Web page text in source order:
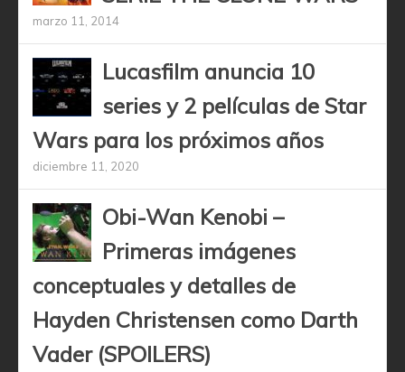
marzo 11, 2014
Lucasfilm anuncia 10
series y 2 películas de Star
Wars para los próximos años
diciembre 11, 2020
Obi-Wan Kenobi –
Primeras imágenes
conceptuales y detalles de
Hayden Christensen como Darth
Vader (SPOILERS)